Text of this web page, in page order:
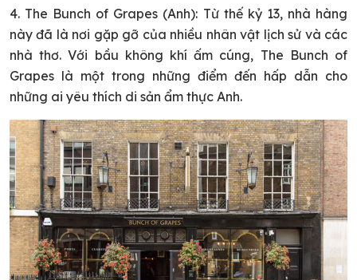
4. The Bunch of Grapes (Anh): Từ thế kỷ 13, nhà hàng
này đã là nơi gặp gỡ của nhiều nhân vật lịch sử và các
nhà thơ. Với bầu không khí ấm cúng, The Bunch of
Grapes là một trong những điểm đến hấp dẫn cho
những ai yêu thích di sản ẩm thực Anh.